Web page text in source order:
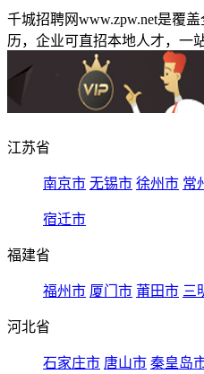
千城招聘网www.zpw.net是覆
历，企业可直招本地人才，一
江苏省
南京市 无锡市 徐州市 常
宿迁市
福建省
福州市 厦门市 莆田市 三
河北省
石家庄市 唐山市 秦皇岛